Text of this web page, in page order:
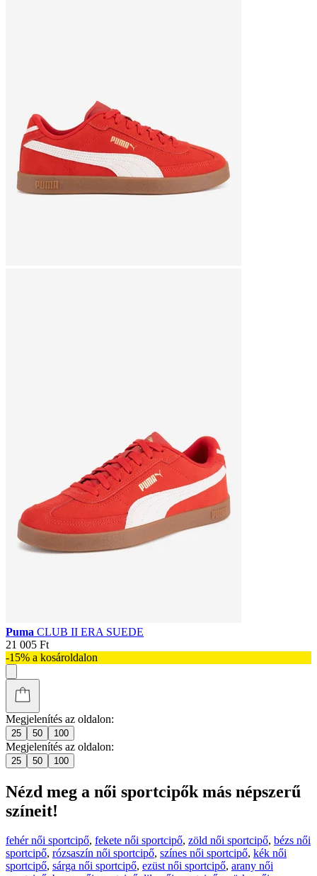
Puma CLUB II ERA SUEDE
21 005 Ft
-15% a kosároldalon
Megjelenítés az oldalon:
25 50 100
Megjelenítés az oldalon:
25 50 100
Nézd meg a női sportcipők más népszerű
színeit!
fehér női sportcipő, fekete női sportcipő, zöld női sportcipő, bézs női
sportcipő, rózsaszín női sportcipő, színes női sportcipő, kék női
sportcipő, sárga női sportcipő, ezüst női sportcipő, arany női